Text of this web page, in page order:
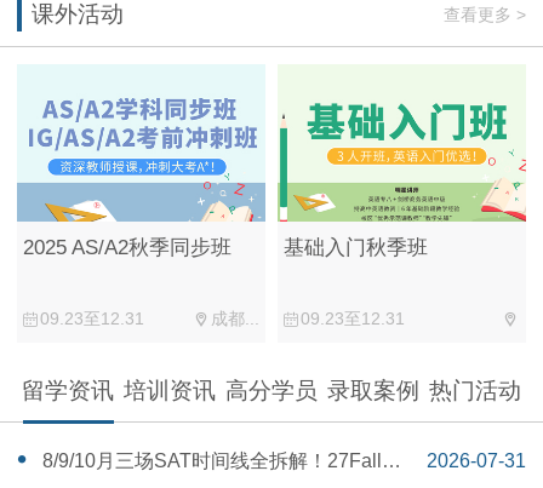
课外活动 查看更多 >
2025 AS/A2秋季同步班
09.23至12.31 成都...
基础入门秋季班
09.23至12.31
留学资讯 培训资讯 高分学员 录取案例 热门活动
‌8/9/10月三场SAT时间线全拆解！27Fall美
2026-07-31